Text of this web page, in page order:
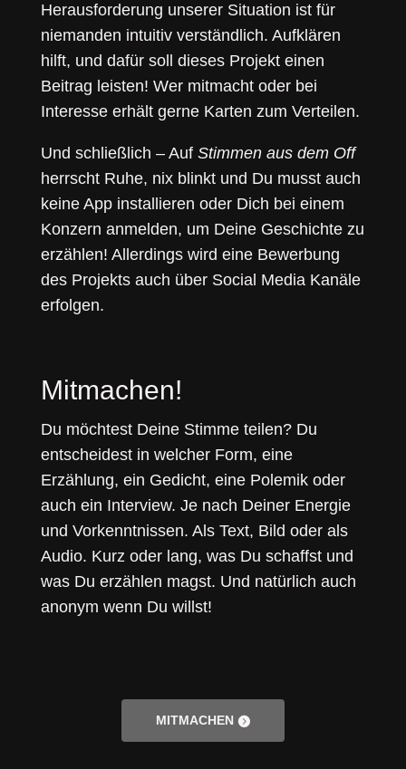
Herausforderung unserer Situation ist für
niemanden intuitiv verständlich. Aufklären
hilft, und dafür soll dieses Projekt einen
Beitrag leisten! Wer mitmacht oder bei
Interesse erhält gerne Karten zum Verteilen.
Und schließlich – Auf Stimmen aus dem Off
herrscht Ruhe, nix blinkt und Du musst auch
keine App installieren oder Dich bei einem
Konzern anmelden, um Deine Geschichte zu
erzählen! Allerdings wird eine Bewerbung
des Projekts auch über Social Media Kanäle
erfolgen.
Mitmachen!
Du möchtest Deine Stimme teilen? Du
entscheidest in welcher Form, eine
Erzählung, ein Gedicht, eine Polemik oder
auch ein Interview. Je nach Deiner Energie
und Vorkenntnissen. Als Text, Bild oder als
Audio. Kurz oder lang, was Du schaffst und
was Du erzählen magst. Und natürlich auch
anonym wenn Du willst!
MITMACHEN